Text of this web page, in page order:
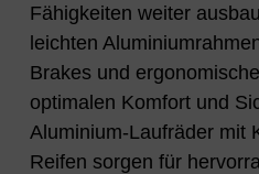
Fähigkeiten weiter
leichten
Brakes und
optimalen Komfort und
Aluminium-Laufräder mit
Reifen sorgen für